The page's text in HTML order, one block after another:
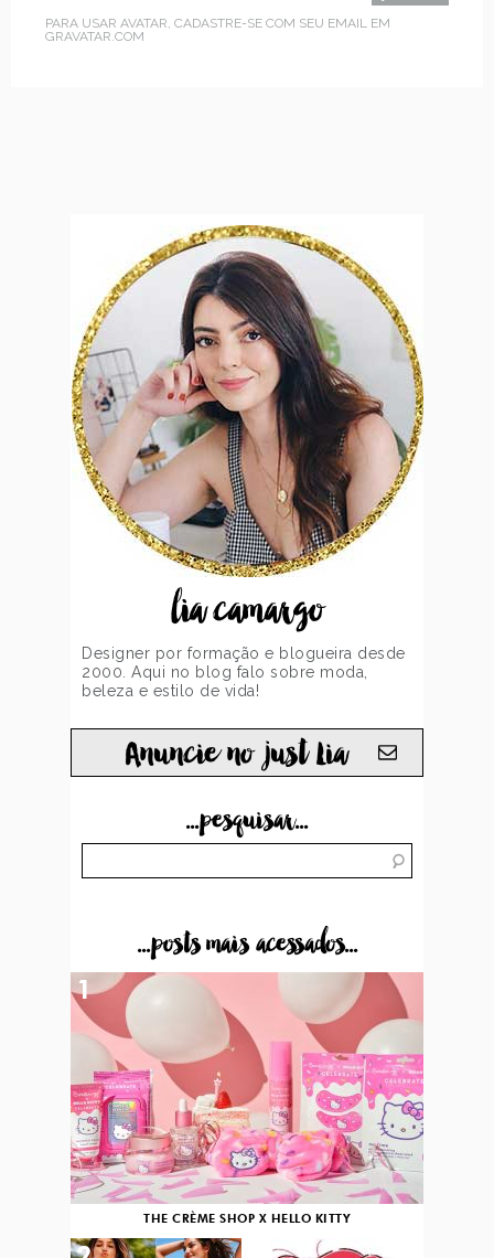
PARA USAR AVATAR, CADASTRE-SE COM SEU EMAIL EM
GRAVATAR.COM
lia camargo
Designer por formação e blogueira desde
2000. Aqui no blog falo sobre moda,
beleza e estilo de vida!
Anuncie no just Lia
...pesquisar...
...posts mais acessados...
THE CRÈME SHOP X HELLO KITTY
1